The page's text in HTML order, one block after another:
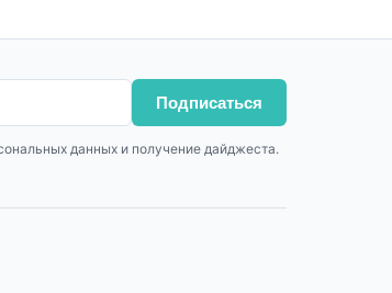
Подписаться
данных и получение дайджеста.